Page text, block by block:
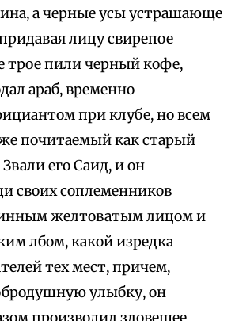
а черные усы устрашающе
лицу свирепое
трое пили черный кофе,
араб, временно
при клубе, но всем
почитаемый как старый
Звали его Саид, и он
своих соплеменников
желтоватым лицом и
лбом, какой изредка
тех мест, причем,
улыбку, он